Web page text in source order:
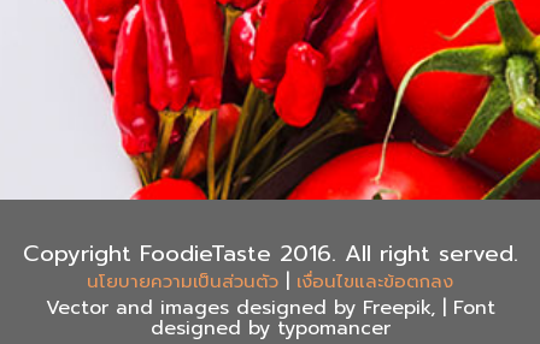
Copyright FoodieTaste 2016. All right served.
นโยบายความเป็นส่วนตัว | เงื่อนไขและข้อตกลง
Vector and images designed by Freepik, | Font
designed by typomancer